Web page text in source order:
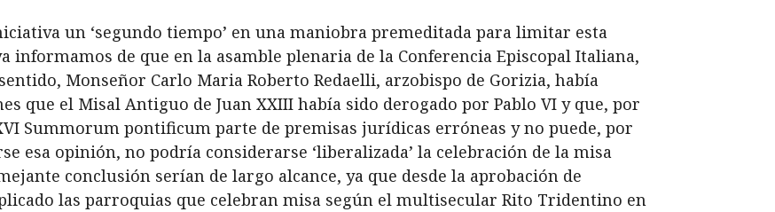
un ‘segundo tiempo’ en una maniobra premeditada para limitar esta
informamos de que en la asamble plenaria de la Conferencia Episcopal Italiana,
Monseñor Carlo Maria Roberto Redaelli, arzobispo de Gorizia, había
que el Misal Antiguo de Juan XXIII había sido derogado por Pablo VI y que, por
Summorum pontificum parte de premisas jurídicas erróneas y no puede, por
esa opinión, no podría considerarse ‘liberalizada’ la celebración de la misa
conclusión serían de largo alcance, ya que desde la aprobación de
las parroquias que celebran misa según el multisecular Rito Tridentino en